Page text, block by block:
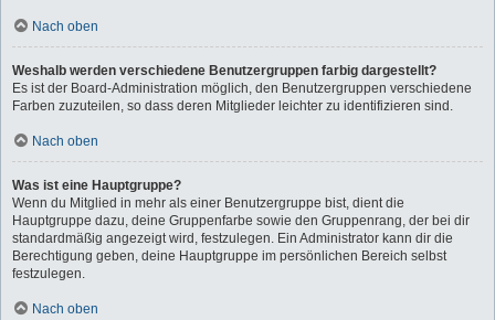
Nach oben
Weshalb werden verschiedene Benutzergruppen farbig dargestellt?
Es ist der Board-Administration möglich, den Benutzergruppen verschiedene
Farben zuzuteilen, so dass deren Mitglieder leichter zu identifizieren sind.
Nach oben
Was ist eine Hauptgruppe?
Wenn du Mitglied in mehr als einer Benutzergruppe bist, dient die
Hauptgruppe dazu, deine Gruppenfarbe sowie den Gruppenrang, der bei dir
standardmäßig angezeigt wird, festzulegen. Ein Administrator kann dir die
Berechtigung geben, deine Hauptgruppe im persönlichen Bereich selbst
festzulegen.
Nach oben